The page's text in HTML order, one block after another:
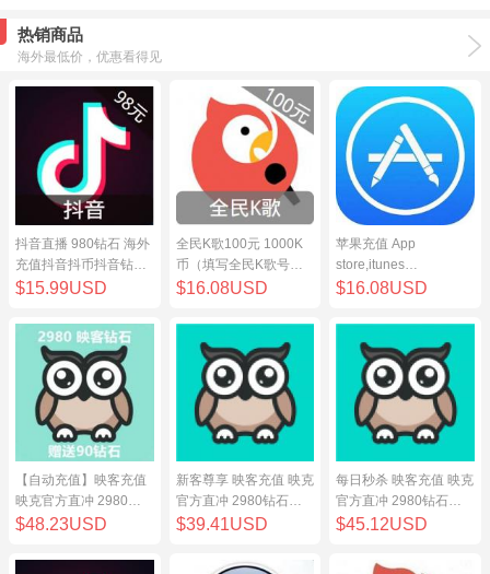
热销商品
海外最低价，优惠看得见
抖音直播 980钻石 海外
充值抖音抖币抖音钻98
元
$15.99USD
全民K歌100元 1000K
币（填写全民K歌号充
值）
$16.08USD
苹果充值 App
store,itunes
store,iphone,ipad中国
$16.08USD
【自动充值】映客充值
映克官方直冲 2980钻
石 298元 inke钻石
$48.23USD
新客尊享 映客充值 映克
官方直冲 2980钻石
298元 inke钻石
$39.41USD
每日秒杀 映客充值 映克
官方直冲 2980钻石
298元 inke钻石
$45.12USD